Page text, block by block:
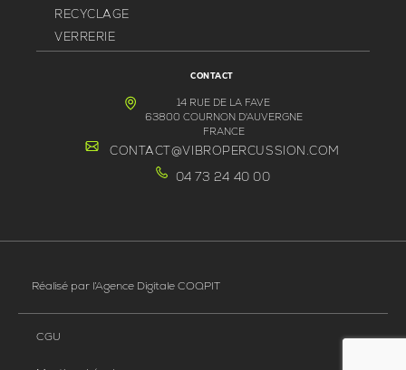
RECYCLAGE
VERRERIE
CONTACT
14 RUE DE LA FAVE
63800 COURNON D'AUVERGNE
FRANCE
CONTACT@VIBROPERCUSSION.COM
04 73 24 40 00
Réalisé par l’Agence Digitale COQPIT
CGU